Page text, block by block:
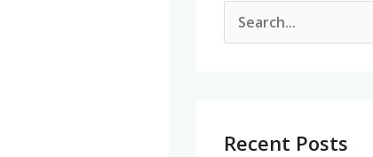
c
Recent Posts